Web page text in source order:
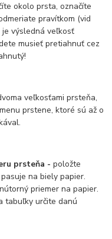
okolo prsta, označíte
pravítkom (vid
je výsledná veľkosť
musieť pretiahnuť cez
veľkosťami prsteňa,
prstene, ktoré sú až o
prsteňa -položte
na biely papier.
priemer na papier.
tabuľky určite danú